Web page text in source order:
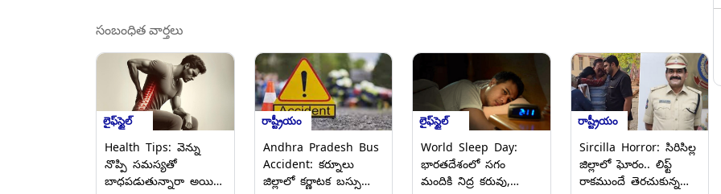
సంబంధిత వార్తలు
లైఫ్‌స్టైల్
Health Tips: వెన్ను
నొప్పి సమస్యతో
బాధపడుతున్నారా అయితే
రాష్ట్రీయం
Andhra Pradesh Bus
Accident: కర్నూలు
జిల్లాలో కర్ణాటక బస్సు
లైఫ్‌స్టైల్
World Sleep Day:
భారతదేశంలో సగం
మందికి నిద్ర కరువు,
రాష్ట్రీయం
Sircilla Horror: సిరిసిల్ల
జిల్లాలో ఘోరం.. లిఫ్ట్
రాకముందే తెరచుకున్న